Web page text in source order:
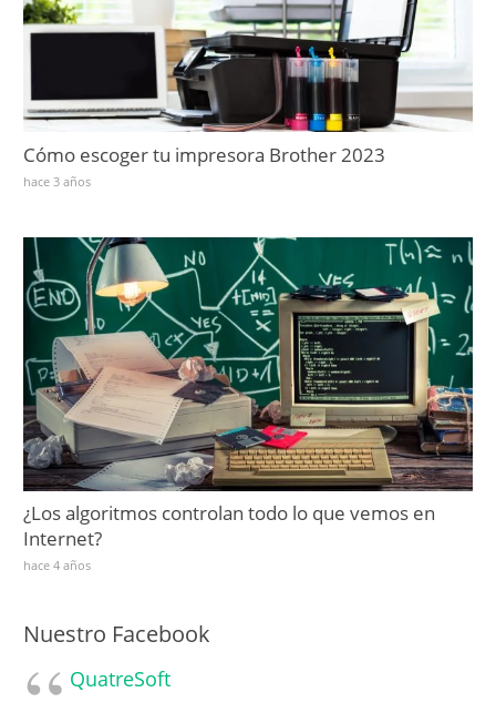
Cómo escoger tu impresora Brother 2023
hace 3 años
¿Los algoritmos controlan todo lo que vemos en
Internet?
hace 4 años
Nuestro Facebook
QuatreSoft